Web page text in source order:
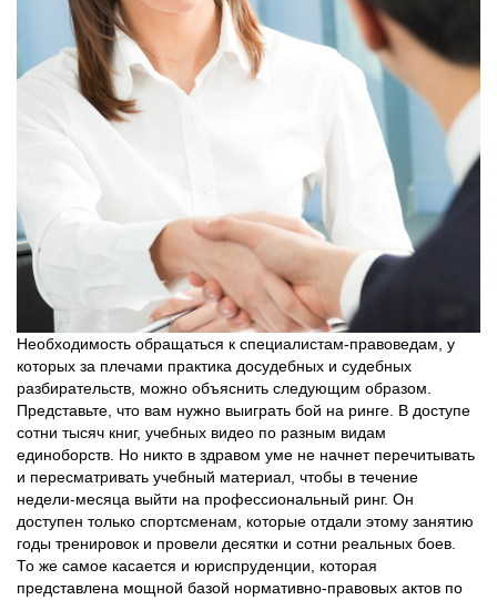
Необходимость обращаться к специалистам-правоведам, у
которых за плечами практика досудебных и судебных
разбирательств, можно объяснить следующим образом.
Представьте, что вам нужно выиграть бой на ринге. В доступе
сотни тысяч книг, учебных видео по разным видам
единоборств. Но никто в здравом уме не начнет перечитывать
и пересматривать учебный материал, чтобы в течение
недели-месяца выйти на профессиональный ринг. Он
доступен только спортсменам, которые отдали этому занятию
годы тренировок и провели десятки и сотни реальных боев.
То же самое касается и юриспруденции, которая
представлена мощной базой нормативно-правовых актов по